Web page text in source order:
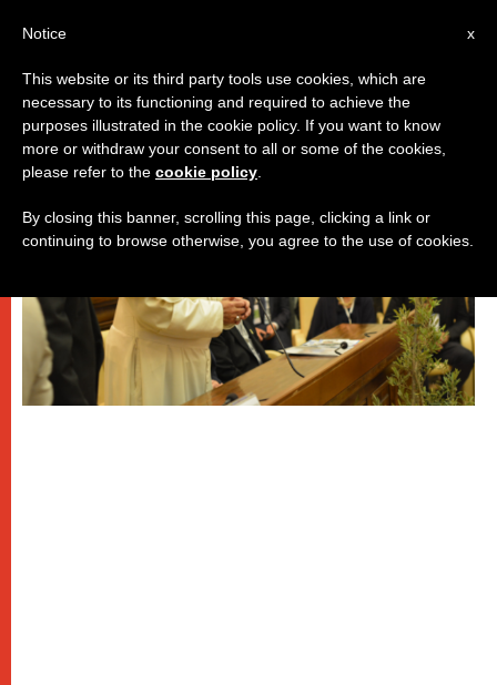
PAPI
x
Notice
This website or its third party tools use cookies, which are
necessary to its functioning and required to achieve the
purposes illustrated in the cookie policy. If you want to know
more or withdraw your consent to all or some of the cookies,
please refer to the cookie policy
By closing this banner, scrolling this page, clicking a link or
continuing to browse otherwise, you agree to the use of cookies.